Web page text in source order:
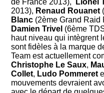
de France 2013),
Lionel
2013), Renaud Rouanet
Blanc (2ème Grand Raid
Damien Trivel (6ème
haut niveau qui intègrent
sont fidèles à la marque
Team est actuellement
Christophe Le Saux,
Collet, Ludo Pommeret
mouvements devraient